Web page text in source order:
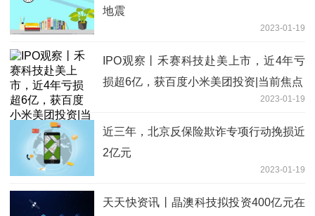
地震
2023-01-19
IPO观察丨禾赛科技赴美上市，近4年亏
损超6亿，获百度小米美团投资|当前焦点
2023-01-19
近三年，北京反保险欺诈专项行动挽损近
2亿元
2023-01-19
天天快资讯丨晶澳科技拟投资400亿元在